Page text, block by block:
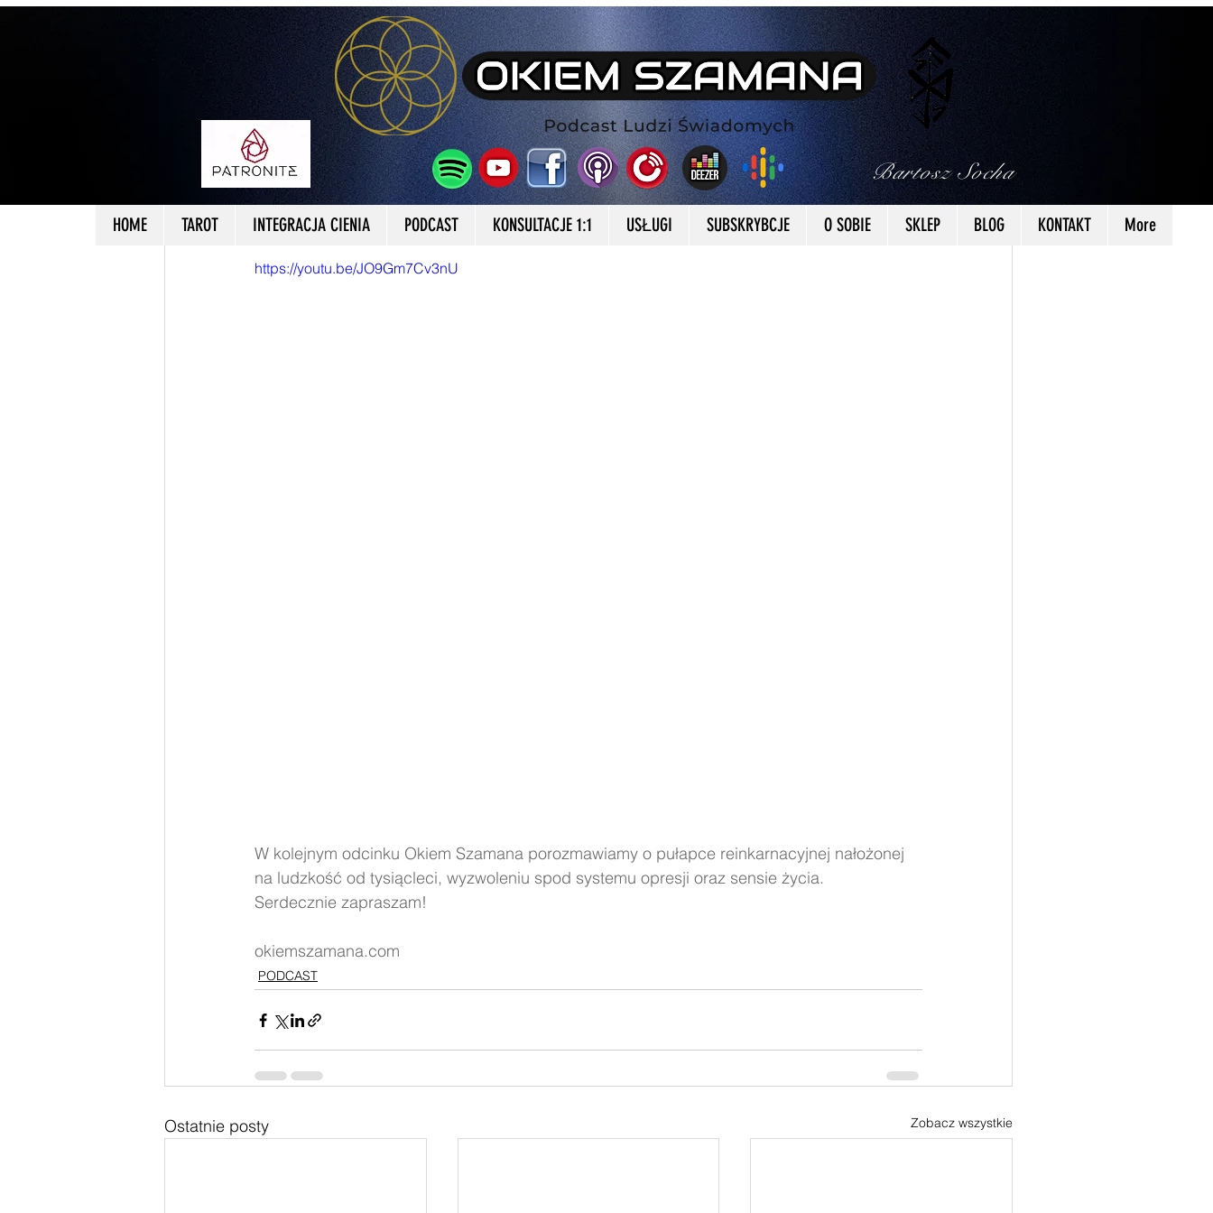
HOLOGRAFICZNY WSZECHŚWIAT MEDYTACJA PODCAST ARTYKUŁ Artykuły
PUŁAPKA REINKARNACYJNA, WYZWOLENIE, SENS
ŻYCIA
Okiem Szamana 27 gru 2022 1 minut(y) czytania
https://youtu.be/JO9Gm7Cv3nU
W kolejnym odcinku Okiem Szamana porozmawiamy o pułapce reinkarnacyjnej nałożonej
na ludzkość od tysiącleci, wyzwoleniu spod systemu opresji oraz sensie życia.
Serdecznie zapraszam!
okiemszamana.com
PODCAST
Ostatnie posty Zobacz wszystkie
Bartosz Socha
HOME TAROT INTEGRACJA CIENIA PODCAST KONSULTACJE 1:1 USŁUGI SUBSKRYBCJE O SOBIE SKLEP BLOG KONTAKT More